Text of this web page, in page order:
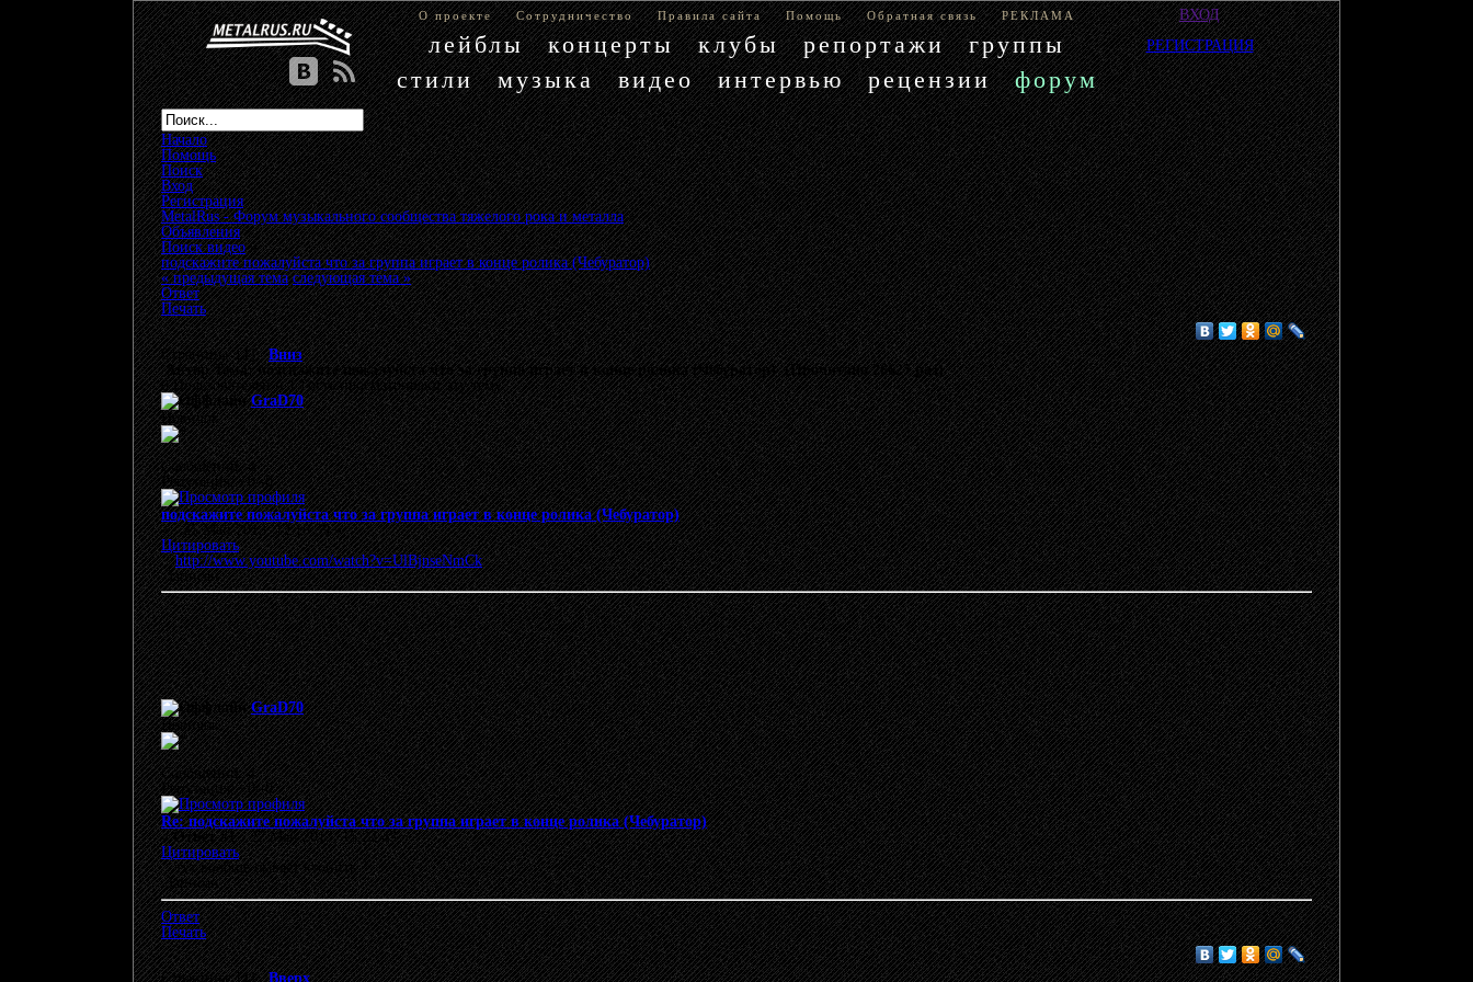
О проекте Сотрудничество Правила сайта Помощь Обратная связь РЕКЛАМА
лейблы концерты клубы репортажи
группы
стили
музыка видео интервью рецензии форум
ВХОД
РЕГИСТРАЦИЯ
Начало
Помощь
Поиск
Вход
Регистрация
MetalRus - Форум музыкального сообщества тяжелого рока и металла»
Объявления»
Поиск видео»
подскажите пожалуйста что за группа играет в конце ролика (Чебуратор)
« предыдущая тема следующая тема »
Ответ
Печать
Страницы: [1]Вниз
АвторТема: подскажите пожалуйста что за группа играет в конце ролика (Чебуратор) (Прочитано 26627 раз)
0 Пользователей и 1 Гость просматривают эту тему.
GraD70
Новичок
Сообщений: 4
Репутация: +0/-0
подскажите пожалуйста что за группа играет в конце ролика (Чебуратор)
«:25 Май 2013, 12:10:39 »
Цитировать
http://www.youtube.com/watch?v=UlBjnseNmCk
Записан
GraD70
Новичок
Сообщений: 4
Репутация: +0/-0
Re: подскажите пожалуйста что за группа играет в конце ролика (Чебуратор)
«Ответ #1 :27 Май 2013, 15:22:43 »
Цитировать
тут вообще бывает ктонить ?
Записан
Ответ
Печать
Страницы: [1]Вверх